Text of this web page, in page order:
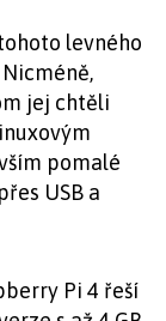
levného
jej chtěli
pomalé
USB a
Pi 4 řeší